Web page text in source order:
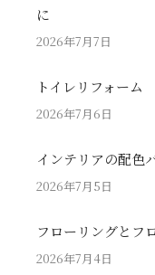
に
2026年7月7日
トイレリフォーム
2026年7月6日
インテリアの配色
2026年7月5日
フローリングとフ
2026年7月4日